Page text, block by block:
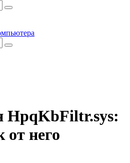
HpqKbFiltr.sys:
от него